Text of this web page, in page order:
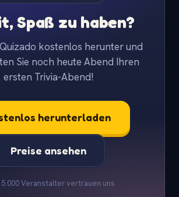
Spaß zu haben?
kostenlos herunter und
Sie noch heute Abend Ihren
ersten Trivia-Abend!
herunterladen
Preise ansehen
Veranstalter vertrauen uns